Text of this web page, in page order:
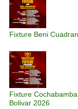
Fixture Beni
Fixture
Bolivar 2026